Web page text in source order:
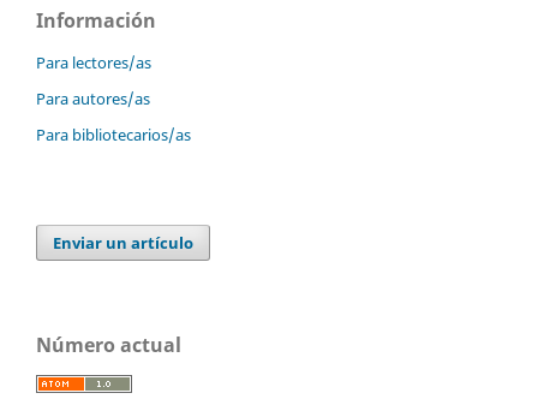
Información
Para lectores/as
Para autores/as
Para bibliotecarios/as
Enviar un artículo
Número actual